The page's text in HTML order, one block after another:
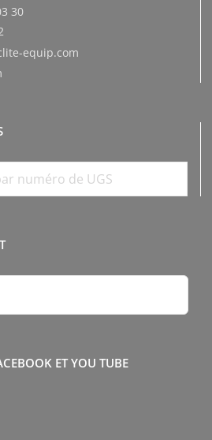
30
equip.com
ET YOU TUBE